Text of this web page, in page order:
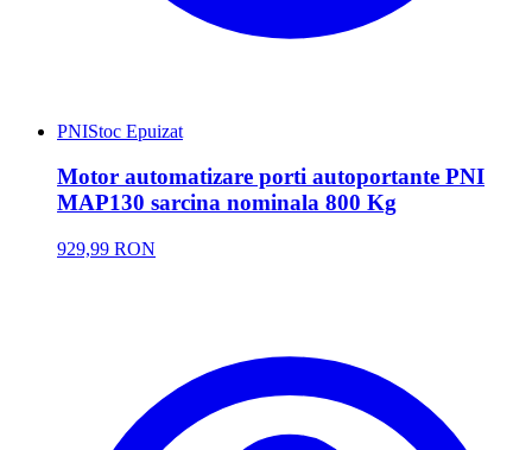
PNIStoc Epuizat
Motor automatizare porti autoportante PNI
MAP130 sarcina nominala 800 Kg
929,99 RON